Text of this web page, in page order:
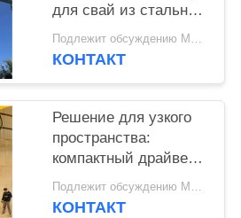
для свай из стальных
труб и шпунтовых
свай
Подлежит обсуждению MOQ:1 набор
КОНТАКТ
Решение для узкого
пространства:
компактный драйвер с
боковой крепкой для
узких мест
Подлежит обсуждению MOQ:1 набор
КОНТАКТ